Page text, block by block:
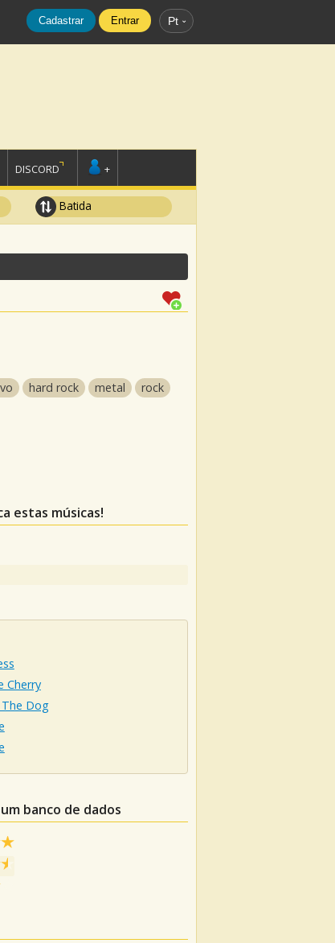
Cadastrar Entrar Pt
DISCORD +
Batida
hard rock metal
rock
estas músicas!
Cherry
Dog
banco de dados